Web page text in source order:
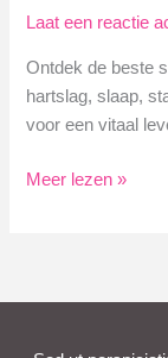
Laat een reactie
Ontdek de beste
hartslag, slaap,
voor een vitaal
Topkeuzes
Meer lezen »